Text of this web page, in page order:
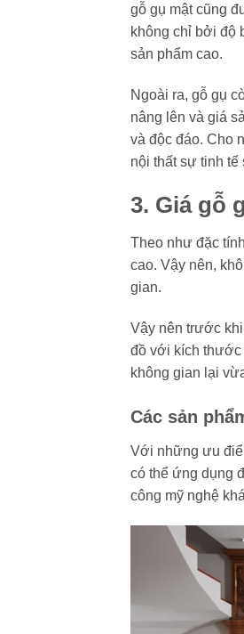
gỗ gụ mật cũng
không chỉ bởi độ
sản phẩm cao.
Ngoài ra, gỗ gụ
nâng lên và giá
và độc đáo. Cho
nội thất sự tinh tế
3. Giá gỗ
Theo như đặc
cao. Vậy nên,
gian.
Vậy nên trước
đồ với kích thước
không gian lại
Các sản
Với những ưu
có thể ứng dụng
công mỹ nghệ